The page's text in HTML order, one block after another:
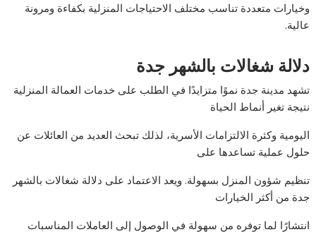
وخيارات متعددة تناسب مختلف الاحتياجات المنزلية بكفاءة ومرونة
عالية.
دلالة شغالات بالشهر جدة
تشهد مدينة جدة نموًا متزايدًا في الطلب على خدمات العمالة المنزلية
نتيجة تغير أنماط الحياة
اليومية وكثرة الالتزامات الأسرية، لذلك تبحث العديد من العائلات عن
حلول عملية تساعدها على
تنظيم شؤون المنزل بسهولة. ويعد الاعتماد على دلالة شغالات بالشهر
جدة من أكثر الخيارات
انتشارًا لما توفره من سهولة في الوصول إلى العاملات المناسبات